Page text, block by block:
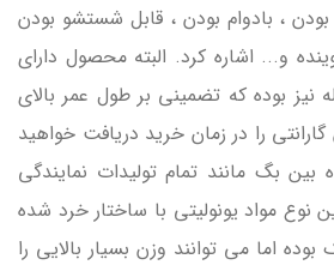
، بادوام بودن ، قابل شستشو بودن
و... اشاره کرد. البته محصول دارای
نیز بوده که تضمینی بر طول عمر بالای
را در زمان خرید دریافت خواهید
بگ مانند تمام تولیدات نمایندگی
نوع مواد یونولیتی با ساختار خرد شده
اما می توانند وزن بسیار بالایی را